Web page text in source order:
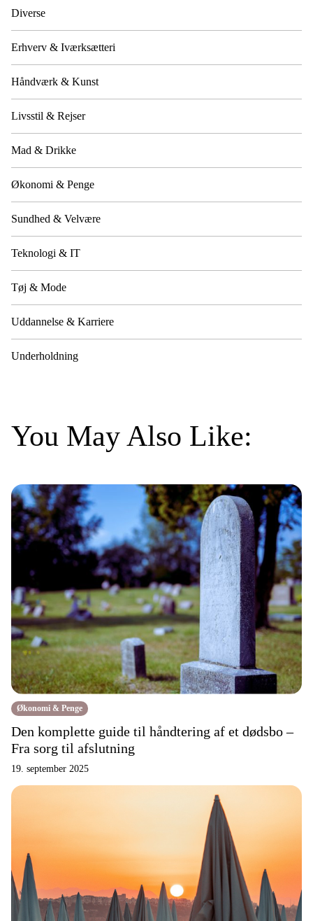
Diverse
Erhverv & Iværksætteri
Håndværk & Kunst
Livsstil & Rejser
Mad & Drikke
Økonomi & Penge
Sundhed & Velvære
Teknologi & IT
Tøj & Mode
Uddannelse & Karriere
Underholdning
You May Also Like:
Økonomi & Penge
Den komplette guide til håndtering af et dødsbo –
Fra sorg til afslutning
19. september 2025